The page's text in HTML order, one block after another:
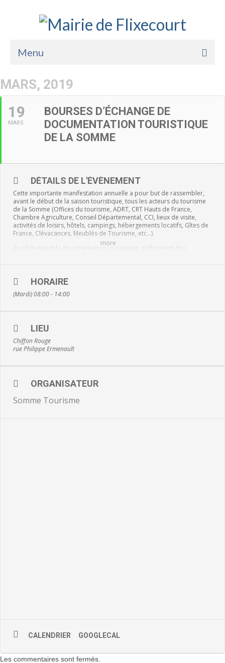
Menu
Accueil
Vie Pratique
Services
Enfance Jeunesse
Sports Loisirs et Culture
MARS, 2019
19
MARS
BOURSES D’ÉCHANGE DE
DOCUMENTATION TOURISTIQUE
DE LA SOMME
more
DÉTAILS DE L'ÉVÈNEMENT
Cette importante manifestation annuelle a pour but de rassembler,
avant le début de la saison touristique, tous les acteurs du tourisme
de la Somme (Offices du tourisme, ADRT, CRT Hauts de France,
Chambre Agriculture, Conseil Départemental, CCI, lieux de visite,
activités de loisirs, hôtels, campings, hébergements locatifs, Gîtes de
France, Clévacances, Meublés de Tourisme, etc…).
Ils s’échangent la documentation touristique, s’informent des
Ouvert exclusivement aux professionnels du tourisme.
HORAIRE
(Mardi) 08:00 - 14:00
LIEU
Chiffon Rouge
rue Philippe Ermenault
ORGANISATEUR
Somme Tourisme
CALENDRIER GOOGLECAL
Les commentaires sont fermés.